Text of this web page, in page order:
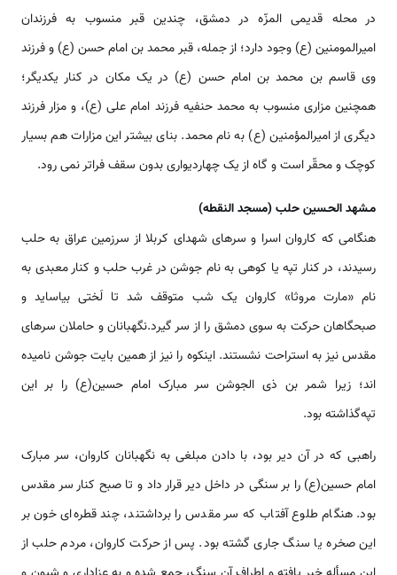
در محله قدیمی المزّه در دمشق، چندین قبر منسوب به فرزندان
امیرالمومنین (ع) وجود دارد؛ از جمله، قبر محمد بن امام حسن (ع) و فرزند
وی قاسم بن محمد بن امام حسن (ع) در یک مکان در کنار یکدیگر؛
همچنین مزاری منسوب به محمد حنفیه فرزند امام علی (ع)، و مزار فرزند
دیگری از امیرالمؤمنین (ع) به نام محمد. بنای بیشتر این مزارات هم بسیار
کوچک و محقّر ‌‌‌‌است و گاه از یک چهاردیواری بدون سقف فراتر نمی رود.
مـشهد الحـسين حلب (مسجد النقطه)
هنگامی که کاروان اسرا و سر‌‌های شهدای کربلا از سرزمین عراق به حلب
رسیدند، در کنار تپه یا کوهی به نام جوشن در غرب حلب و کنار معبدی به
نام «مارت مروثا» کاروان یک شب متوقف شد تا لَختی بیاساید و
صبحگا‌‌هان حرکت به سوی دمشق را از سر گیرد.نگهبانان و حاملان سر‌‌های
مقدس نیز به ‌‌‌‌استراحت نشستند. اینکوه را نیز از همین بایت جوشن نامیده
‌‌‌‌‌اند؛ زیرا شمر بن ذی الجوشن سر مبارک امام حسین(ع) را بر این
تپه‌گذاشته بود.
راهبی که در آن دیر بود، با دادن مبلغی به نگهبانان کاروان، سر مبارک
امام حسین(ع) را بر سنگی در داخل دیر قرار داد و تا صبح کنار سر مقدس
بود. هنگام طلوع آفتاب که سر مقدس را برداشتند، چند قطره‌ای خون بر
این صخره یا سنگ جاری گشته بود. پس از حرکت کاروان، مردم حلب از